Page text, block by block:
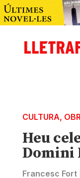
CULTURA,
Heu
Domini
Francesc Fort|